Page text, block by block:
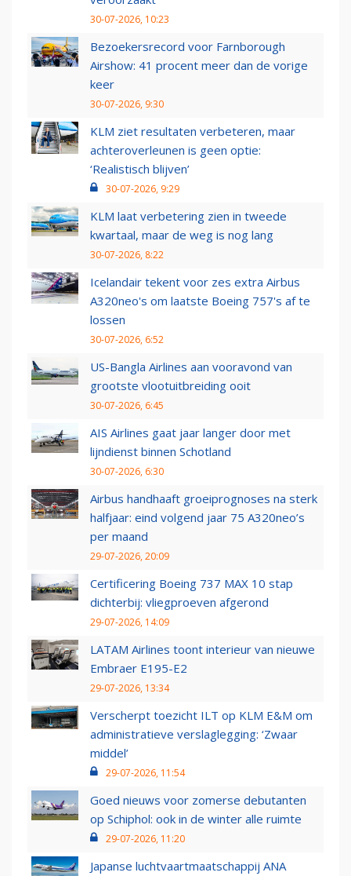
30-07-2026, 10:23
Bezoekersrecord voor Farnborough
Airshow: 41 procent meer dan de vorige
keer
30-07-2026, 9:30
KLM ziet resultaten verbeteren, maar
achteroverleunen is geen optie:
‘Realistisch blijven’
30-07-2026, 9:29
KLM laat verbetering zien in tweede
kwartaal, maar de weg is nog lang
30-07-2026, 8:22
Icelandair tekent voor zes extra Airbus
A320neo's om laatste Boeing 757's af te
lossen
30-07-2026, 6:52
US-Bangla Airlines aan vooravond van
grootste vlootuitbreiding ooit
30-07-2026, 6:45
AIS Airlines gaat jaar langer door met
lijndienst binnen Schotland
30-07-2026, 6:30
Airbus handhaaft groeiprognoses na sterk
halfjaar: eind volgend jaar 75 A320neo’s
per maand
29-07-2026, 20:09
Certificering Boeing 737 MAX 10 stap
dichterbij: vliegproeven afgerond
29-07-2026, 14:09
LATAM Airlines toont interieur van nieuwe
Embraer E195-E2
29-07-2026, 13:34
Verscherpt toezicht ILT op KLM E&M om
administratieve verslaglegging: ‘Zwaar
middel’
29-07-2026, 11:54
Goed nieuws voor zomerse debutanten
op Schiphol: ook in de winter alle ruimte
29-07-2026, 11:20
Japanse luchtvaartmaatschappij ANA